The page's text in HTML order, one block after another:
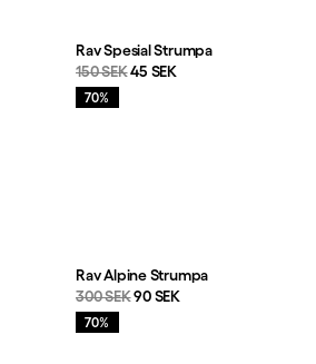
Rav Spesial Strumpa
Originalpris:
150 SEKReapris
45 SEK
Rea:
70%
Rav Alpine Strumpa
Originalpris:
300 SEKReapris
90 SEK
Rea:
70%